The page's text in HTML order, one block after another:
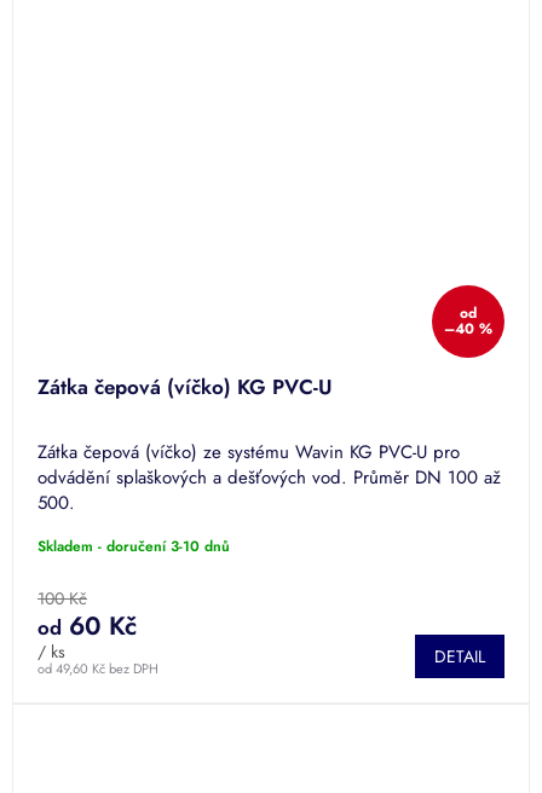
od
–40 %
Zátka čepová (víčko) KG PVC-U
Zátka čepová (víčko) ze systému Wavin KG PVC-U pro
odvádění splaškových a dešťových vod. Průměr DN 100 až
500.
Skladem - doručení 3-10 dnů
100 Kč
od 49,60 Kč bez DPH
od 60 Kč
/ ks DETAIL